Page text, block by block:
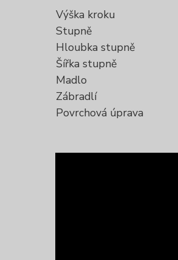
Výška kroku
Stupně
Hloubka stupně
Šířka stupně
Madlo
Zábradlí
Povrchová úprava